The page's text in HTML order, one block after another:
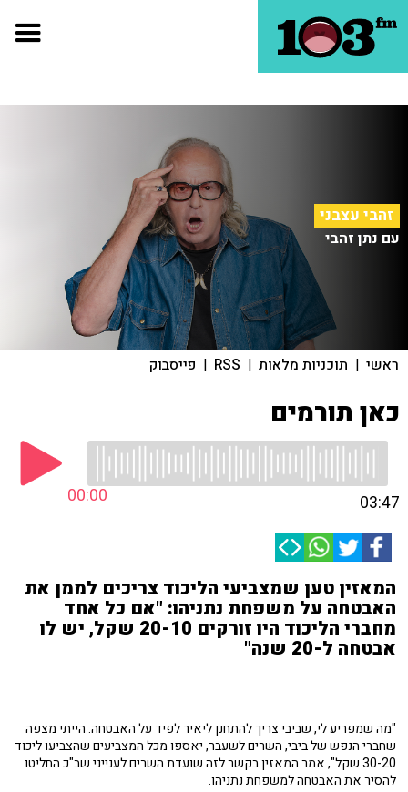
זהבי עצבני
עם נתן זהבי
ראשי | תוכניות מלאות |
RSS
| פייסבוק
כאן תורמים
00:00 03:47
המאזין טען שמצביעי הליכוד צריכים לממן את
האבטחה על משפחת נתניהו: "אם כל אחד
מחברי הליכוד היו זורקים 20-10 שקל, יש לו
אבטחה ל-20 שנה"
"מה שמפריע לי, שביבי צריך להתחנן ליאיר לפיד על האבטחה. הייתי מצפה
שחברי הנפש של ביבי, השרים לשעבר, יאספו מכל המצביעים שהצביעו ליכוד
30-20 שקל", אמר המאזין בקשר לזה שועדת השרים לענייני שב"כ החליטו
להסיר את האבטחה למשפחת נתניהו.